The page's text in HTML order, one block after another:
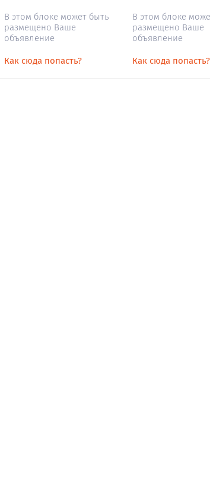
В этом блоке может быть
размещено Ваше
объявление
Как сюда попасть?
В этом блоке
размещено Ваше
объявление
Как сюда попасть?